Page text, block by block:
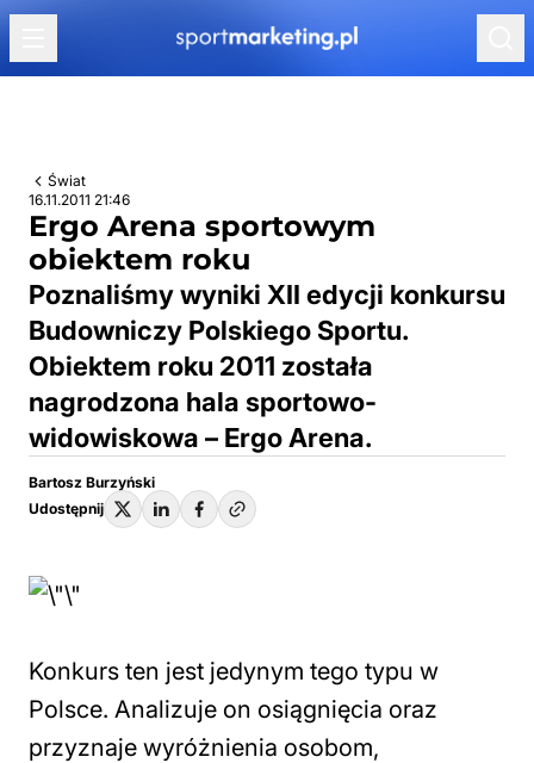
Przejdź do treści
Świat
16.11.2011 21:46
Ergo Arena sportowym
obiektem roku
Poznaliśmy wyniki XII edycji konkursu
Budowniczy Polskiego Sportu.
Obiektem roku 2011 została
nagrodzona hala sportowo-
widowiskowa – Ergo Arena.
Bartosz Burzyński
Udostępnij
Konkurs ten jest jedynym tego typu w
Polsce. Analizuje on osiągnięcia oraz
przyznaje wyróżnienia osobom,